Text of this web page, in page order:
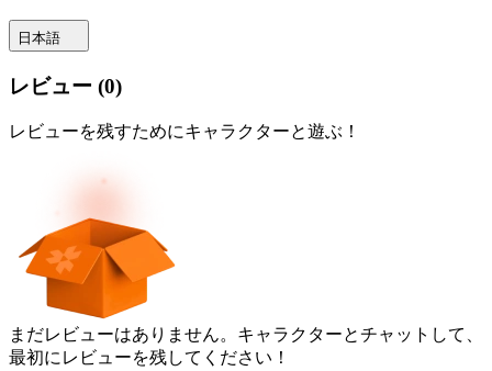
日本語
レビュー (0)
レビューを残すためにキャラクターと遊ぶ！
まだレビューはありません。キャラクターとチャットして、
最初にレビューを残してください！